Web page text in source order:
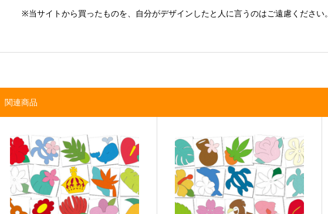
※当サイトから買ったものを、自分がデザインしたと人に言うのはご遠慮ください。
関連商品